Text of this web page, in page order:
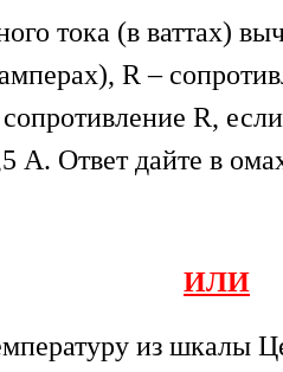
тока (в ваттах)
R –
R,
А. Ответ дайте в
ИЛИ
из шкалы